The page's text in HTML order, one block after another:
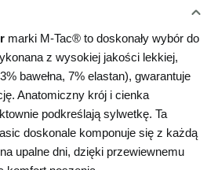
marki M-Tac® to doskonały wybór do
z wysokiej jakości lekkiej,
bawełna, 7% elastan), gwarantuje
Anatomiczny krój i cienka
podkreślają sylwetkę. Ta
doskonale komponuje się z każdą
upalne dni, dzięki przewiewnemu